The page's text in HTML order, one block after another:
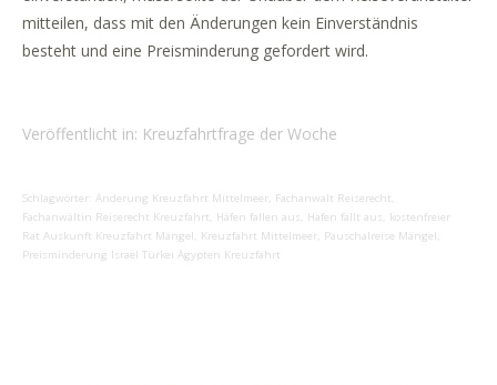
mitteilen, dass mit den Änderungen kein Einverständnis
besteht und eine Preisminderung gefordert wird.
Veröffentlicht in: Kreuzfahrtfrage der Woche
Schlagwörter: Änderung Kreuzfahrt Mittelmeer Fachanwalt Reiserecht
Fachanwältin Reiserecht Kreuzfahrt
Häfen fallen aus Hafen fällt aus
kostenfreier
Rat Auskunft Kreuzfahrt Mängel
Kreuzfahrt Mittelmeer Pauschalreise Mängel
Preisminderung Israel Türkei Ägypten Kreuzfahrt